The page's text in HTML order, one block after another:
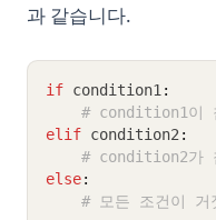
과 같습니다.
if condition1 :
# condition1이
elif condition2 :
# condition2가
else:
# 모든 조건이 거